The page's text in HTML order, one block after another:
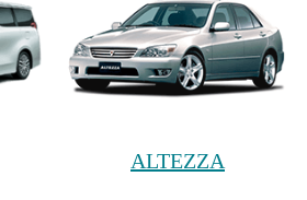
ALTEZZA